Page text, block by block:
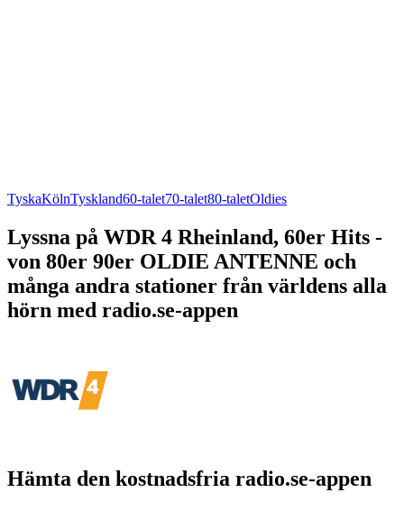
TyskaKölnTyskland60-talet70-talet80-taletOldies
Lyssna på WDR 4 Rheinland, 60er Hits -
von 80er 90er OLDIE ANTENNE och
många andra stationer från världens alla
hörn med radio.se-appen
Hämta den kostnadsfria radio.se-appen